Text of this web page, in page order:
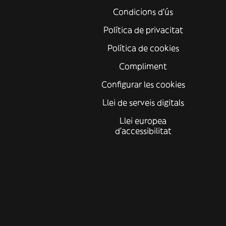
Condicions d'ús
Política de privacitat
Política de cookies
Compliment
Configurar les cookies
Llei de serveis digitals
Llei europea
d'accessibilitat